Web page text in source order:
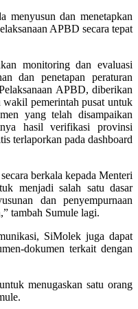
menyusun dan menetapkan
APBD secara tepat
monitoring dan evaluasi
dan penetapan peraturan
APBD, diberikan
wakil pemerintah pusat untuk
yang telah disampaikan
hasil verifikasi provinsi
terlaporkan pada dashboard
berkala kepada Menteri
menjadi salah satu dasar
dan penyempurnaan
tambah Sumule lagi.
SiMolek juga dapat
dokumen terkait dengan
menugaskan satu orang